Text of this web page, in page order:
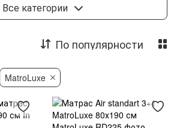
Все категории
По популярности
MatroLuxe